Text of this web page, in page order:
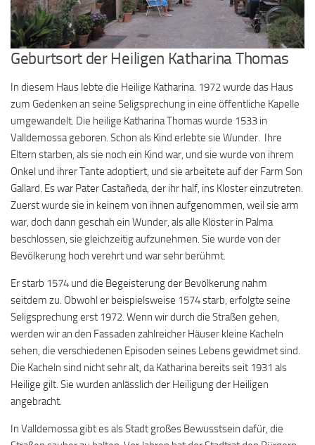
Geburtsort der Heiligen Katharina Thomas
In diesem Haus lebte die Heilige Katharina. 1972 wurde das Haus
zum Gedenken an seine Seligsprechung in eine öffentliche Kapelle
umgewandelt. Die heilige Katharina Thomas wurde 1533 in
Valldemossa geboren. Schon als Kind erlebte sie Wunder. Ihre
Eltern starben, als sie noch ein Kind war, und sie wurde von ihrem
Onkel und ihrer Tante adoptiert, und sie arbeitete auf der Farm Son
Gallard. Es war Pater Castañeda, der ihr half, ins Kloster einzutreten.
Zuerst wurde sie in keinem von ihnen aufgenommen, weil sie arm
war, doch dann geschah ein Wunder, als alle Klöster in Palma
beschlossen, sie gleichzeitig aufzunehmen. Sie wurde von der
Bevölkerung hoch verehrt und war sehr berühmt.
Er starb 1574 und die Begeisterung der Bevölkerung nahm
seitdem zu. Obwohl er beispielsweise 1574 starb, erfolgte seine
Seligsprechung erst 1972. Wenn wir durch die Straßen gehen,
werden wir an den Fassaden zahlreicher Häuser kleine Kacheln
sehen, die verschiedenen Episoden seines Lebens gewidmet sind.
Die Kacheln sind nicht sehr alt, da Katharina bereits seit 1931 als
Heilige gilt. Sie wurden anlässlich der Heiligung der Heiligen
angebracht.
In Valldemossa gibt es als Stadt großes Bewusstsein dafür, die